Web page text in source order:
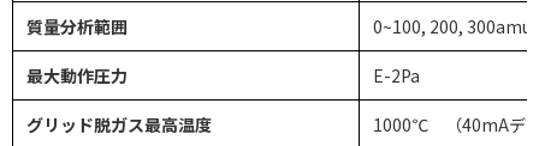
質量分析範囲 0~100, 200, 300amu
最大動作圧力 E-2Pa
グリッド脱ガス最高温度 1000℃ （40mAデ